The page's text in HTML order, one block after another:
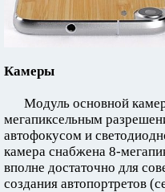
Камеры
Модуль основной
мегапиксельным
автофокусом и
камера снабжена 8-
вполне достаточно для
создания автопортретов